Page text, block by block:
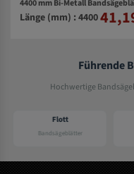
4400 mm Bi-Metall
Länge (mm) : 4400
Führende
Hochwertige
Flott
Bandsägeblätter